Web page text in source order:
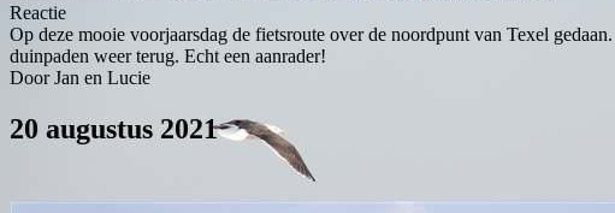
Reactie
Op deze mooie voorjaarsdag de fietsroute over de noordpunt van Texel
duinpaden weer terug. Echt een aanrader!
Door Jan en Lucie
20 augustus 2021